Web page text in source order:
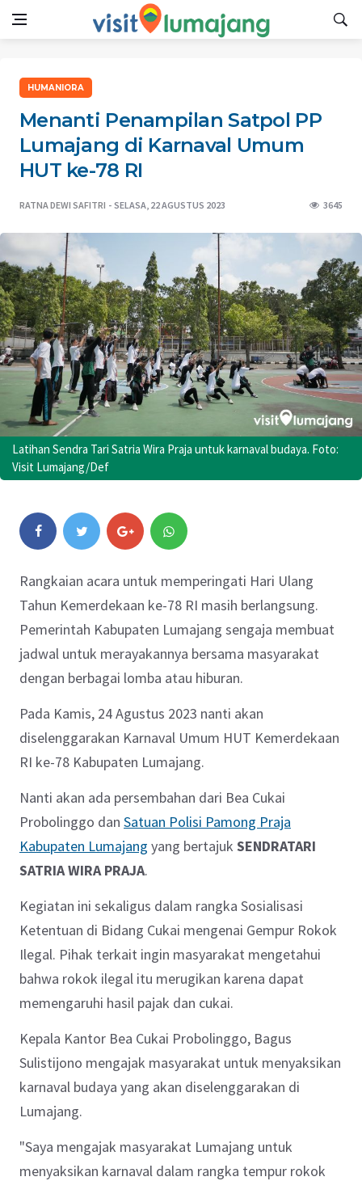
HUMANIORA
Menanti Penampilan Satpol PP
Lumajang di Karnaval Umum
HUT ke-78 RI
RATNA DEWI SAFITRI SELASA, 22 AGUSTUS 2023 3645
Latihan Sendra Tari Satria Wira Praja untuk karnaval budaya. Foto:
Visit Lumajang/Def
Rangkaian acara untuk memperingati Hari Ulang
Tahun Kemerdekaan ke-78 RI masih berlangsung.
Pemerintah Kabupaten Lumajang sengaja membuat
jadwal untuk merayakannya bersama masyarakat
dengan berbagai lomba atau hiburan.
Pada Kamis, 24 Agustus 2023 nanti akan
diselenggarakan Karnaval Umum HUT Kemerdekaan
RI ke-78 Kabupaten Lumajang.
Nanti akan ada persembahan dari Bea Cukai
Probolinggo dan Satuan Polisi Pamong Praja
Kabupaten Lumajang yang bertajuk SENDRATARI
SATRIA WIRA PRAJA.
Kegiatan ini sekaligus dalam rangka Sosialisasi
Ketentuan di Bidang Cukai mengenai Gempur Rokok
Ilegal. Pihak terkait ingin masyarakat mengetahui
bahwa rokok ilegal itu merugikan karena dapat
memengaruhi hasil pajak dan cukai.
Kepala Kantor Bea Cukai Probolinggo, Bagus
Sulistijono mengajak masyarakat untuk menyaksikan
karnaval budaya yang akan diselenggarakan di
Lumajang.
"Saya mengajak masyarakat Lumajang untuk
menyaksikan karnaval dalam rangka tempur rokok